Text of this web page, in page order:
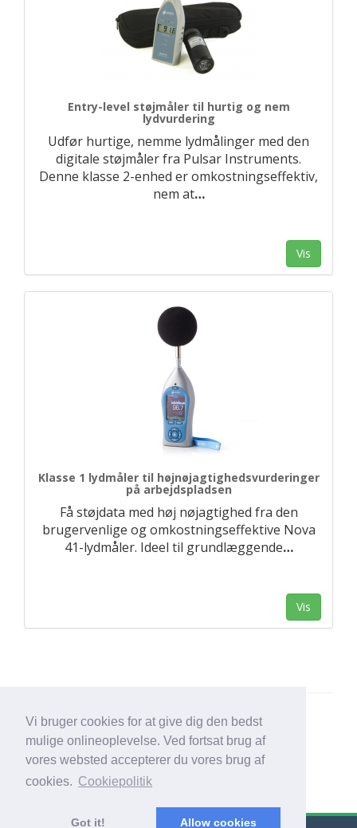
Vi bruger cookies for at give dig den bedst
mulige onlineoplevelse. Ved fortsat brug af
vores websted accepterer du vores brug af
cookies. Cookiepolitik
Got it! Allow cookies
Entry-level støjmåler til hurtig og nem
lydvurdering
Udfør hurtige, nemme lydmålinger med den
digitale støjmåler fra Pulsar Instruments.
Denne klasse 2-enhed er omkostningseffektiv,
nem at…
Vis
Klasse 1 lydmåler til højnøjagtighedsvurderinger
på arbejdspladsen
Få støjdata med høj nøjagtighed fra den
brugervenlige og omkostningseffektive Nova
41-lydmåler. Ideel til grundlæggende…
Vis